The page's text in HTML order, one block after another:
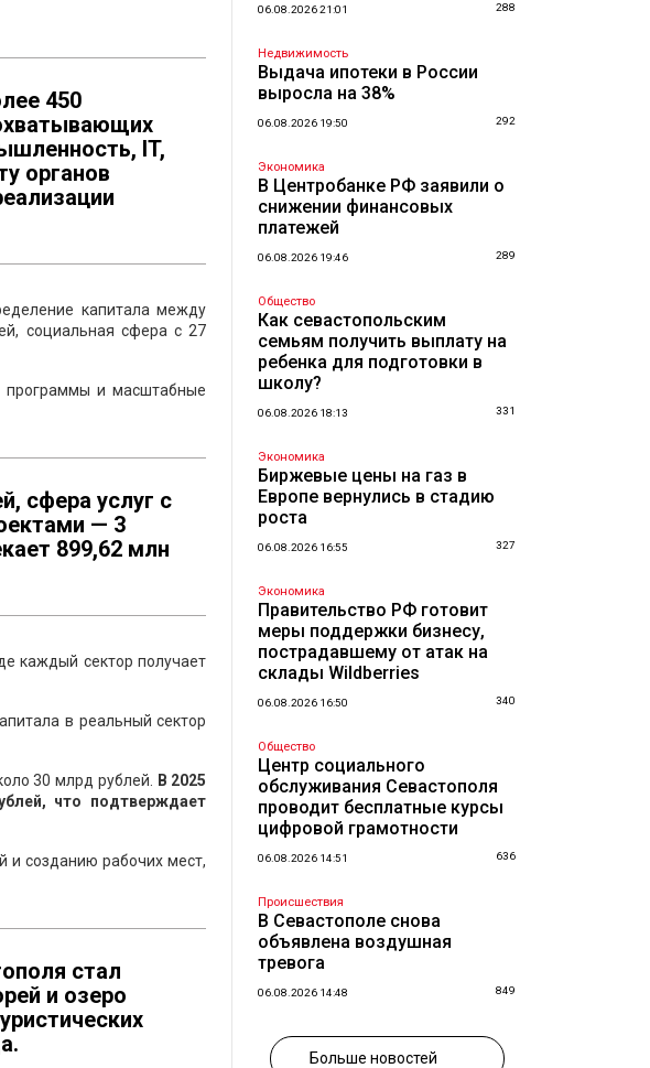
450
IT,
органов
капитала между
социальная сфера с 27
программы и масштабные
сфера услуг с
— 3
899,62 млн
каждый сектор получает
в реальный сектор
30 млрд рублей.
В 2025
что подтверждает
и созданию рабочих мест,
стал
и озеро
06.08.2026 21:01 288
Недвижимость
Выдача ипотеки в России
выросла на 38%
06.08.2026 19:50 292
Экономика
В Центробанке РФ заявили о
снижении финансовых
платежей
06.08.2026 19:46 289
Общество
Как севастопольским
семьям получить выплату на
ребенка для подготовки в
школу?
06.08.2026 18:13 331
Экономика
Биржевые цены на газ в
Европе вернулись в стадию
роста
06.08.2026 16:55 327
Экономика
Правительство РФ готовит
меры поддержки бизнесу,
пострадавшему от атак на
склады Wildberries
06.08.2026 16:50 340
Общество
Центр социального
обслуживания Севастополя
проводит бесплатные курсы
цифровой грамотности
06.08.2026 14:51 636
Происшествия
В Севастополе снова
объявлена воздушная
тревога
06.08.2026 14:48 849
Больше новостей